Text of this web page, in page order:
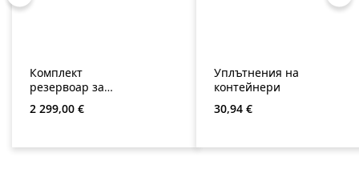
Комплект
резервоар за
дъждовна вода
WISY с WFF 100
Редовна цена:
2 299,00 €
Уплътнения на
контейнери
Редовна цена:
30,94 €